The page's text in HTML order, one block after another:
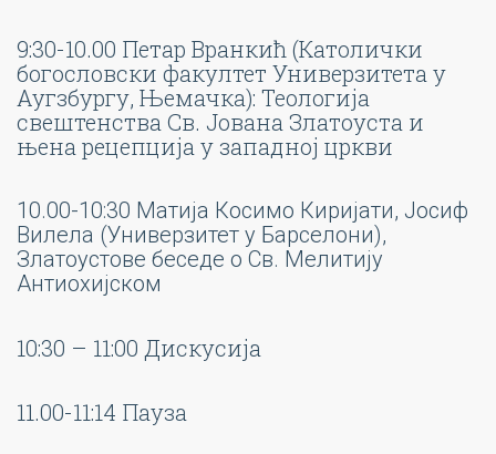
9:30-10.00 Петар Вранкић (Католички
богословски факултет Универзитета у
Аугзбургу, Њемачка): Теологија
свештенства Св. Јована Златоуста и
њена рецепција у западној цркви
10.00-10:30 Матија Косимо Киријати, Јосиф
Вилела (Универзитет у Барселони),
Златоустове беседе о Св. Мелитију
Антиохијском
10:30 – 11:00 Дискусија
11.00-11:14 Пауза